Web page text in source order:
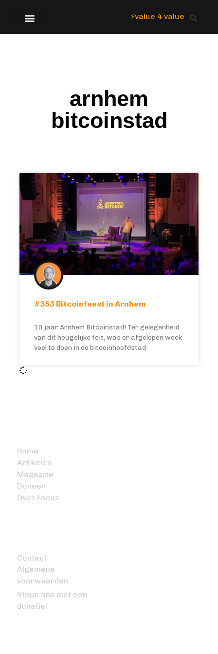
⚡value 4 value
arnhem
bitcoinstad
#353 Bitcoinfeest in Arnhem
10 jaar Arnhem Bitcoinstad! Ter gelegenheid
van dit heugelijke feit, was er afgelopen week
veel te doen in de bitcoinhoofdstad
Home
Artikelen
Magazine
Doneer
Over Focus
Contact
Algemene
voorwaarden
Steun ons met een
donatie!